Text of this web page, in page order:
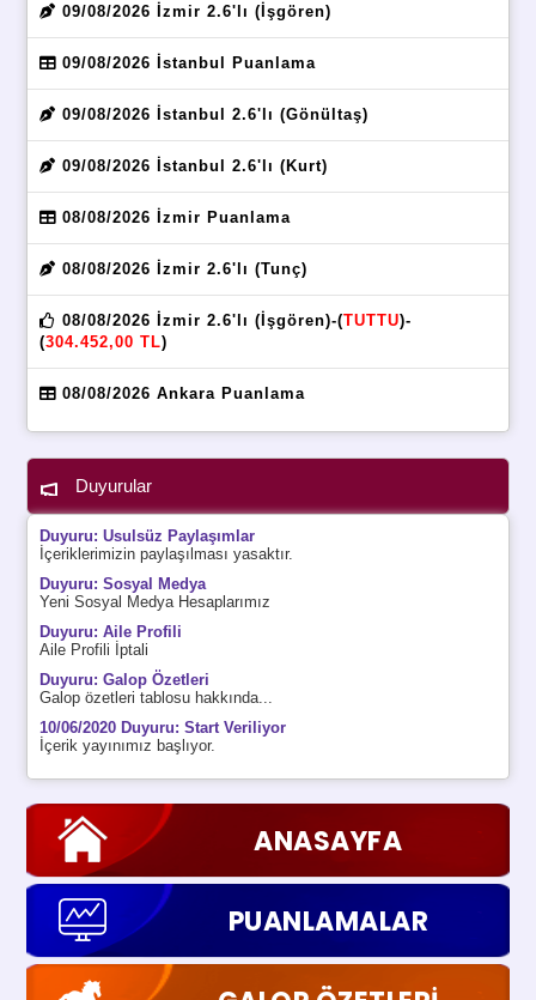
09/08/2026 İzmir 2.6'lı (İşgören)
09/08/2026 İstanbul Puanlama
09/08/2026 İstanbul 2.6'lı (Gönültaş)
09/08/2026 İstanbul 2.6'lı (Kurt)
08/08/2026 İzmir Puanlama
08/08/2026 İzmir 2.6'lı (Tunç)
08/08/2026 İzmir 2.6'lı (İşgören)-(TUTTU)-
(304.452,00 TL)
08/08/2026 Ankara Puanlama
Duyurular
Duyuru: Usulsüz Paylaşımlar
İçeriklerimizin paylaşılması yasaktır.
Duyuru: Sosyal Medya
Yeni Sosyal Medya Hesaplarımız
Duyuru: Aile Profili
Aile Profili İptali
Duyuru: Galop Özetleri
Galop özetleri tablosu hakkında...
10/06/2020 Duyuru: Start Veriliyor
İçerik yayınımız başlıyor.
ANASAYFA
PUANLAMALAR